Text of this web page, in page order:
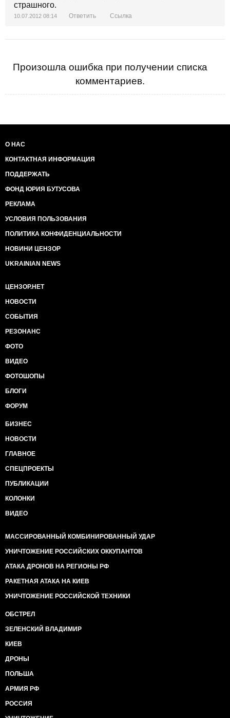
страшного.
10.07.2012 08:14 Ответить Ссылка
Произошла ошибка при получении списка
комментариев.
О НАС
КОНТАКТНАЯ ИНФОРМАЦИЯ
ПОДДЕРЖАТЬ
ФОНД ЮРИЯ БУТУСОВА
РЕКЛАМА
УСЛОВИЯ ПОЛЬЗОВАНИЯ
ПОЛИТИКА КОНФИДЕНЦИАЛЬНОСТИ
НОВИНИ ЦЕНЗОР
UKRAINIAN NEWS
ЦЕНЗОР.НЕТ
НОВОСТИ
СОБЫТИЯ
РЕЗОНАНС
ФОТО
ВИДЕО
ФОТОШОПЫ
БЛОГИ
ФОРУМ
БИЗНЕС
НОВОСТИ
ГЛАВНОЕ
СПЕЦПРОЕКТЫ
ПУБЛИКАЦИИ
КОЛОНКИ
ВИДЕО
МАССИРОВАННЫЙ КОМБИНИРОВАННЫЙ УДАР
УНИЧТОЖЕНИЕ РОССИЙСКИХ ОККУПАНТОВ
АТАКА ДРОНОВ НА РЕГИОНЫ РФ
РАКЕТНАЯ АТАКА НА КИЕВ
УНИЧТОЖЕНИЕ РОССИЙСКОЙ ТЕХНИКИ
ОБСТРЕЛ
ЗЕЛЕНСКИЙ ВЛАДИМИР
КИЕВ
ДРОНЫ
ПОЛЬША
АРМИЯ РФ
РОССИЯ